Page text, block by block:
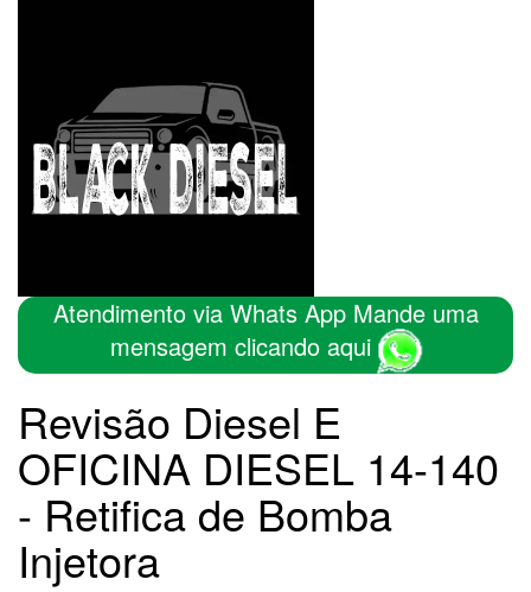
Atendimento via Whats App Mande uma
mensagem clicando aqui
Revisão Diesel E
OFICINA DIESEL 14-140
- Retifica de Bomba
Injetora